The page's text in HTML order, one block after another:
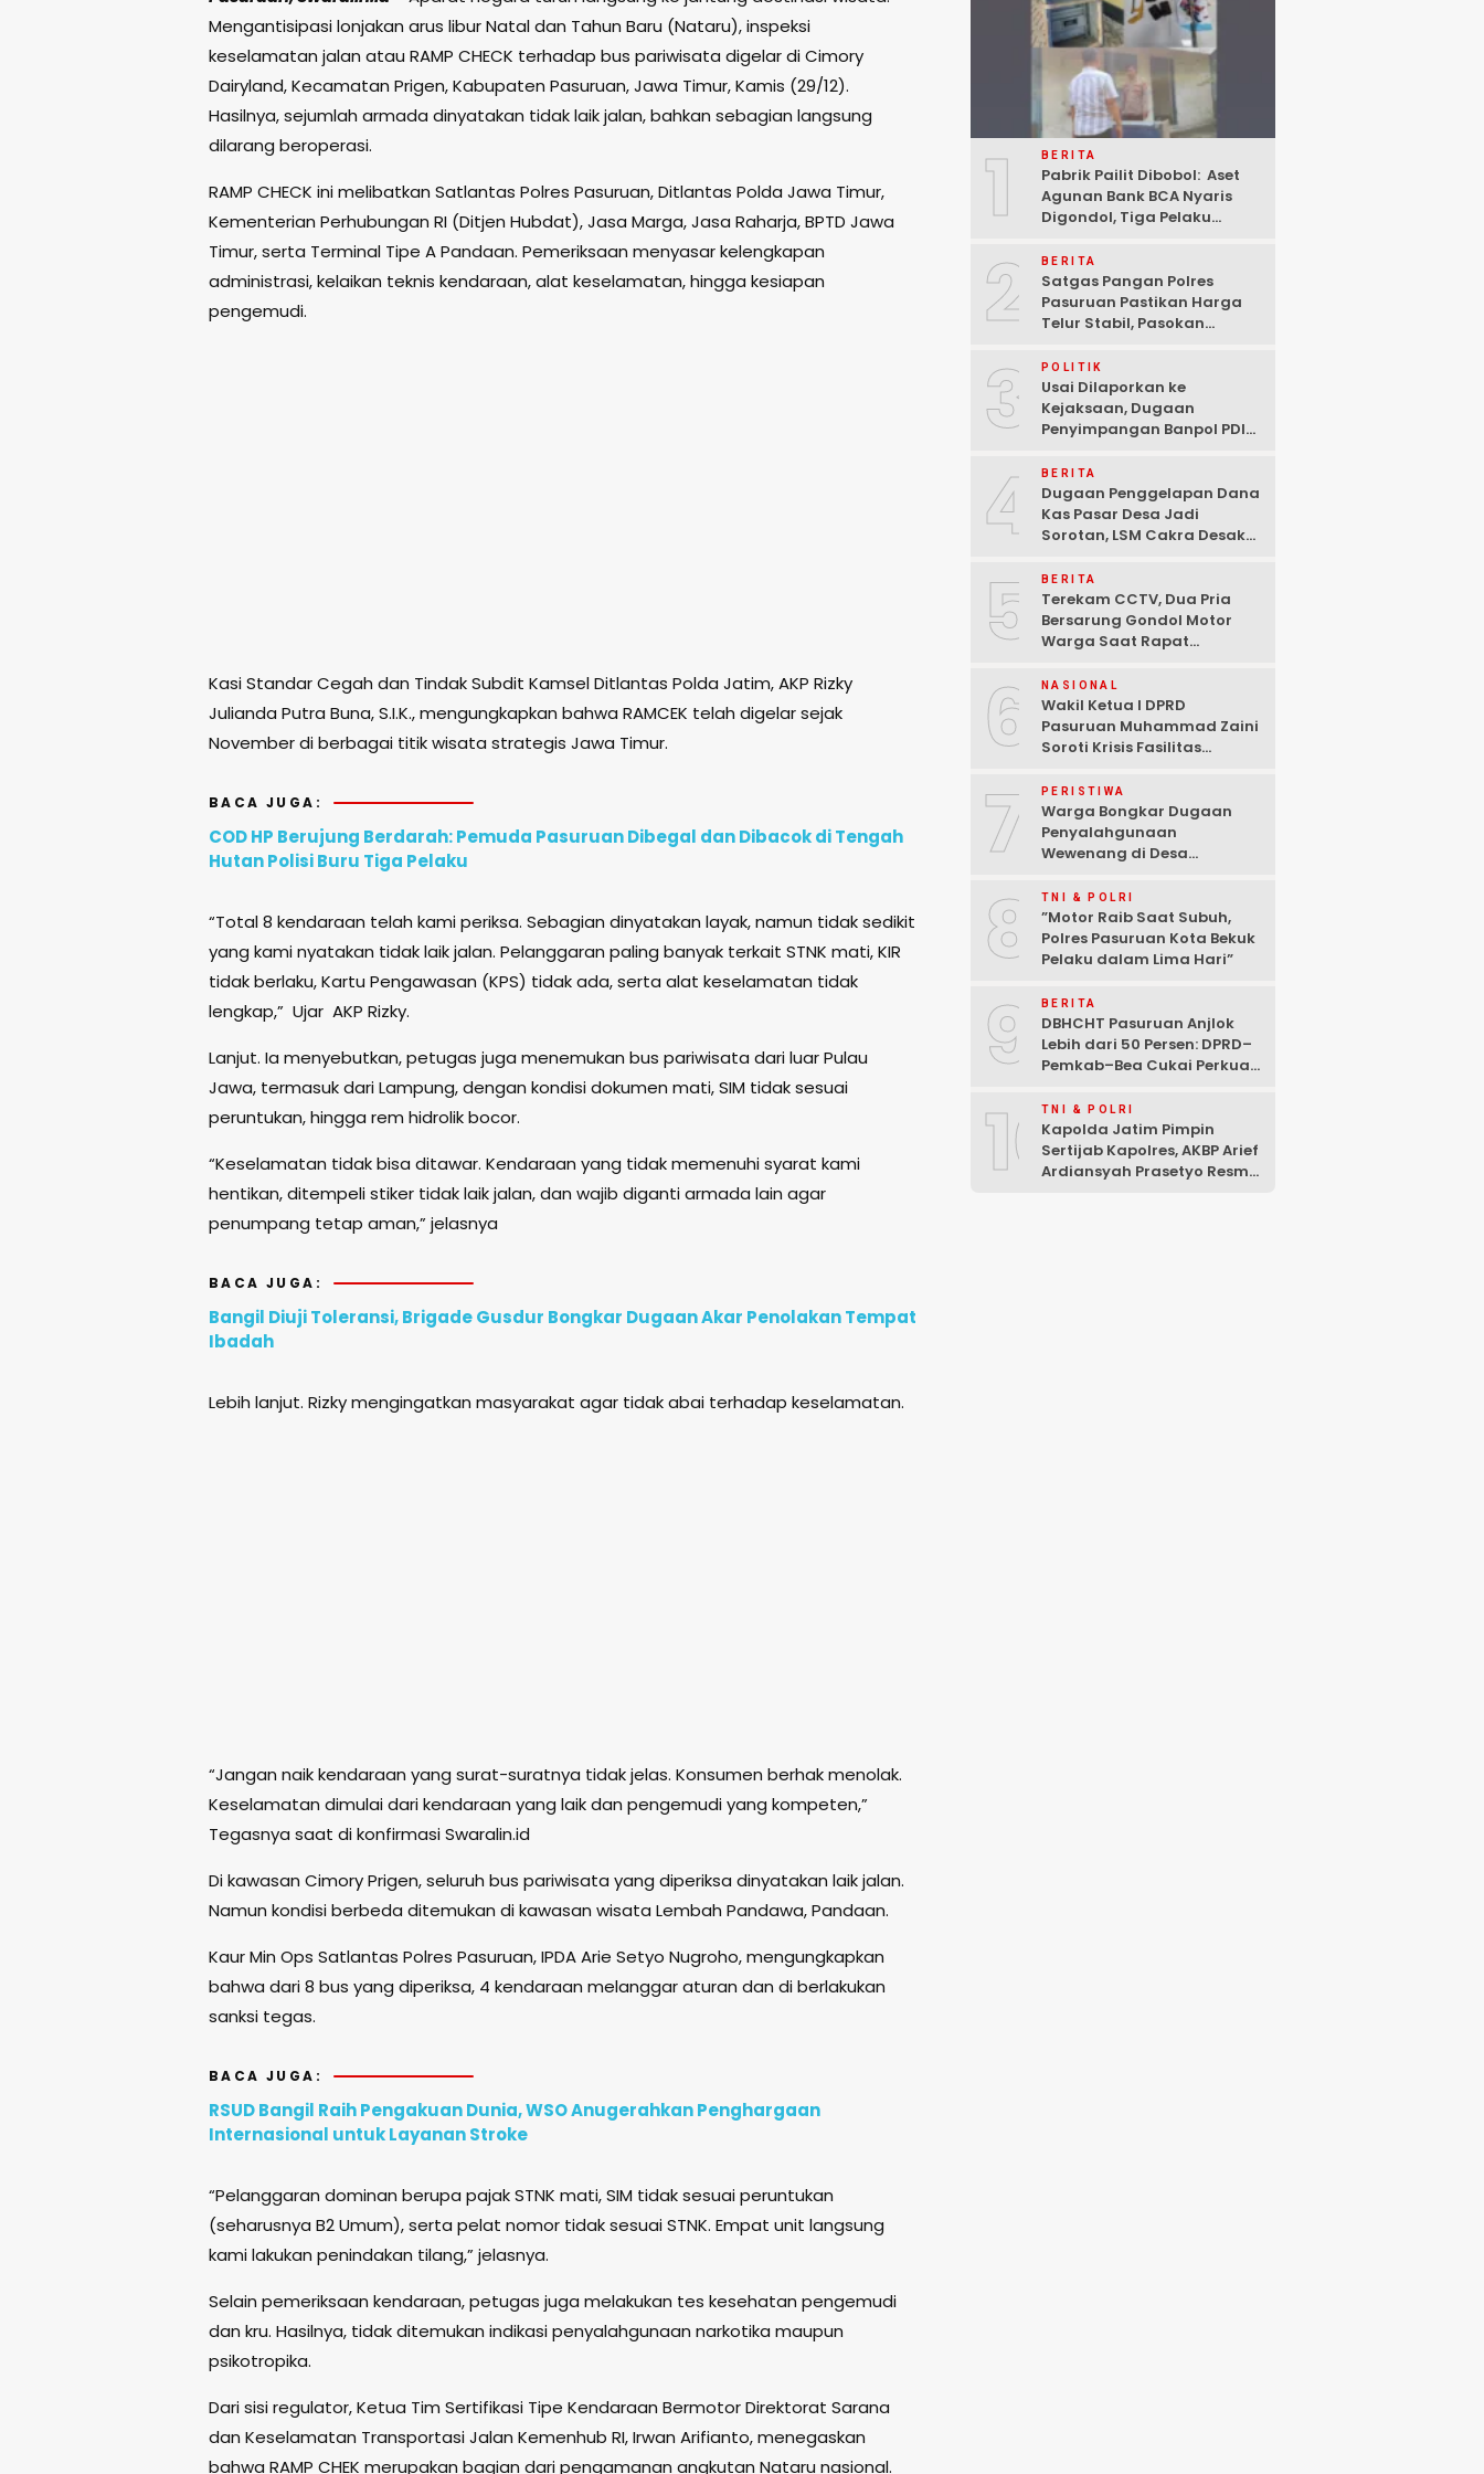
Mengantisipasi lonjakan arus libur Natal dan Tahun Baru (Nataru), inspeksi
keselamatan jalan atau RAMP CHECK terhadap bus pariwisata digelar di Cimory
Dairyland, Kecamatan Prigen, Kabupaten Pasuruan, Jawa Timur, Kamis (29/12).
Hasilnya, sejumlah armada dinyatakan tidak laik jalan, bahkan sebagian langsung
dilarang beroperasi.
RAMP CHECK ini melibatkan Satlantas Polres Pasuruan, Ditlantas Polda Jawa Timur,
Kementerian Perhubungan RI (Ditjen Hubdat), Jasa Marga, Jasa Raharja, BPTD Jawa
Timur, serta Terminal Tipe A Pandaan. Pemeriksaan menyasar kelengkapan
administrasi, kelaikan teknis kendaraan, alat keselamatan, hingga kesiapan
pengemudi.
Kasi Standar Cegah dan Tindak Subdit Kamsel Ditlantas Polda Jatim, AKP Rizky
Julianda Putra Buna, S.I.K., mengungkapkan bahwa RAMCEK telah digelar sejak
November di berbagai titik wisata strategis Jawa Timur.
BACA JUGA:
COD HP Berujung Berdarah: Pemuda Pasuruan Dibegal dan Dibacok di Tengah
Hutan Polisi Buru Tiga Pelaku
“Total 8 kendaraan telah kami periksa. Sebagian dinyatakan layak, namun tidak sedikit
yang kami nyatakan tidak laik jalan. Pelanggaran paling banyak terkait STNK mati, KIR
tidak berlaku, Kartu Pengawasan (KPS) tidak ada, serta alat keselamatan tidak
lengkap,” Ujar AKP Rizky.
Lanjut. Ia menyebutkan, petugas juga menemukan bus pariwisata dari luar Pulau
Jawa, termasuk dari Lampung, dengan kondisi dokumen mati, SIM tidak sesuai
peruntukan, hingga rem hidrolik bocor.
“Keselamatan tidak bisa ditawar. Kendaraan yang tidak memenuhi syarat kami
hentikan, ditempeli stiker tidak laik jalan, dan wajib diganti armada lain agar
penumpang tetap aman,” jelasnya
BACA JUGA:
Bangil Diuji Toleransi, Brigade Gusdur Bongkar Dugaan Akar Penolakan Tempat
Ibadah
Lebih lanjut. Rizky mengingatkan masyarakat agar tidak abai terhadap keselamatan.
“Jangan naik kendaraan yang surat-suratnya tidak jelas. Konsumen berhak menolak.
Keselamatan dimulai dari kendaraan yang laik dan pengemudi yang kompeten,”
Tegasnya saat di konfirmasi Swaralin.id
Di kawasan Cimory Prigen, seluruh bus pariwisata yang diperiksa dinyatakan laik jalan.
Namun kondisi berbeda ditemukan di kawasan wisata Lembah Pandawa, Pandaan.
Kaur Min Ops Satlantas Polres Pasuruan, IPDA Arie Setyo Nugroho, mengungkapkan
bahwa dari 8 bus yang diperiksa, 4 kendaraan melanggar aturan dan di berlakukan
sanksi tegas.
BACA JUGA:
RSUD Bangil Raih Pengakuan Dunia, WSO Anugerahkan Penghargaan
Internasional untuk Layanan Stroke
“Pelanggaran dominan berupa pajak STNK mati, SIM tidak sesuai peruntukan
(seharusnya B2 Umum), serta pelat nomor tidak sesuai STNK. Empat unit langsung
kami lakukan penindakan tilang,” jelasnya.
Selain pemeriksaan kendaraan, petugas juga melakukan tes kesehatan pengemudi
dan kru. Hasilnya, tidak ditemukan indikasi penyalahgunaan narkotika maupun
psikotropika.
Dari sisi regulator, Ketua Tim Sertifikasi Tipe Kendaraan Bermotor Direktorat Sarana
dan Keselamatan Transportasi Jalan Kemenhub RI, Irwan Arifianto, menegaskan
bahwa RAMP CHEK merupakan bagian dari pengamanan angkutan Nataru nasional.
1 BERITA
Pabrik Pailit Dibobol: Aset
Agunan Bank BCA Nyaris
Digondol, Tiga Pelaku
Pasuruan
2 BERITA
Satgas Pangan Polres
Pasuruan Pastikan Harga
Telur Stabil, Pasokan
Kekhawatiran Fluktuasi
3 POLITIK
Usai Dilaporkan ke
Kejaksaan, Dugaan
Penyimpangan Banpol PDIP
Tuntas “6 Eks Ketua PAC
Cabut Laporan”
4 BERITA
Dugaan Penggelapan Dana
Kas Pasar Desa Jadi
Sorotan, LSM Cakra Desak
5 BERITA
Terekam CCTV, Dua Pria
Bersarung Gondol Motor
Warga Saat Rapat
6 NASIONAL
Wakil Ketua I DPRD
Pasuruan Muhammad Zaini
Soroti Krisis Fasilitas
Anggaran
7 PERISTIWA
Warga Bongkar Dugaan
Penyalahgunaan
Wewenang di Desa
Mencuat
8 TNI & POLRI
‎”Motor Raib Saat Subuh,
Polres Pasuruan Kota Bekuk
Pelaku dalam Lima Hari” ‎
9 BERITA
DBHCHT Pasuruan Anjlok
Lebih dari 50 Persen: DPRD–
Pemkab–Bea Cukai Perkuat
Rokok Ilegal
10TNI & POLRI
Kapolda Jatim Pimpin
Sertijab Kapolres, AKBP Arief
Ardiansyah Prasetyo Resmi